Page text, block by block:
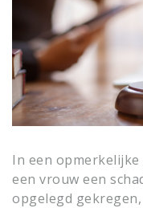
In een
een vrouw een
opgelegd